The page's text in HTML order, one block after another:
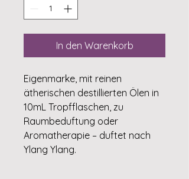
In den Warenkorb
Eigenmarke, mit reinen
ätherischen destillierten Ölen in
10mL Tropfflaschen, zu
Raumbeduftung oder
Aromatherapie – duftet nach
Ylang Ylang.